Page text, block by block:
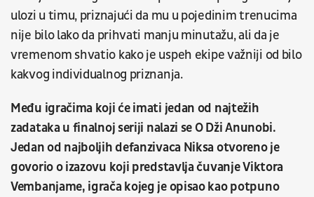
ulozi u timu, priznajući da mu u pojedinim trenucima
nije bilo lako da prihvati manju minutažu, ali da je
vremenom shvatio kako je uspeh ekipe važniji od bilo
kakvog individualnog priznanja.
Među igračima koji će imati jedan od najtežih
zadataka u finalnoj seriji nalazi se O Dži Anunobi.
Jedan od najboljih defanzivaca Niksa otvoreno je
govorio o izazovu koji predstavlja čuvanje Viktora
Vembanjame, igrača kojeg je opisao kao potpuno